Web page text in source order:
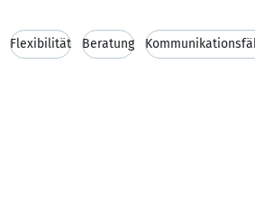
Flexibilität Beratung